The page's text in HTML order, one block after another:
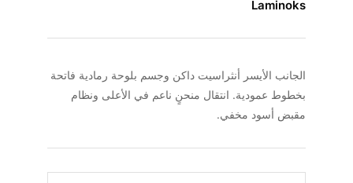
Laminoks
الجانب الأيسر أنثراسيت داكن وجسم بلوحة رمادية فاتحة
بخطوط عمودية. انتقال منحنٍ ناعم في الأعلى ونظام
مقبض أسود مخفي.